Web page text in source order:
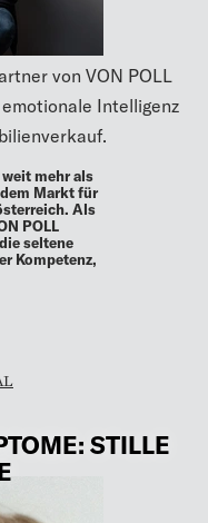
von VON POLL
Intelligenz
mehr als
Markt für
Als
POLL
seltene
Kompetenz,
STILLE